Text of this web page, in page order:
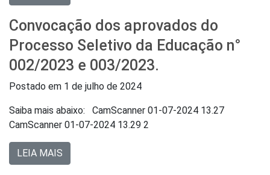
Convocação dos aprovados do
Processo Seletivo da Educação n°
002/2023 e 003/2023.
Postado em 1 de julho de 2024
Saiba mais abaixo: CamScanner 01-07-2024 13.27
CamScanner 01-07-2024 13.29 2
LEIA MAIS